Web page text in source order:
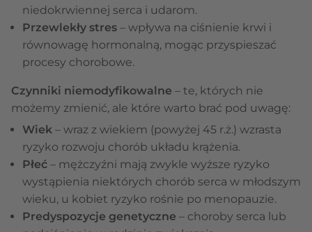
niedokrwiennej serca i udarom.
Przewlekły stres – wpływa na ciśnienie krwi i
równowagę hormonalną, mogąc przyspieszać
procesy chorobowe.
Czynniki niemodyfikowalne – te, których nie
możemy zmienić, ale które warto brać pod uwagę:
Wiek – wraz z wiekiem (powyżej 45 r.ż.) wzrasta
ryzyko rozwoju chorób układu krążenia.
Płeć – mężczyźni mają zwykle wyższe ryzyko
wystąpienia niektórych chorób serca w młodszym
wieku, u kobiet ryzyko rośnie po menopauzie.
Predyspozycje genetyczne – choroby serca lub